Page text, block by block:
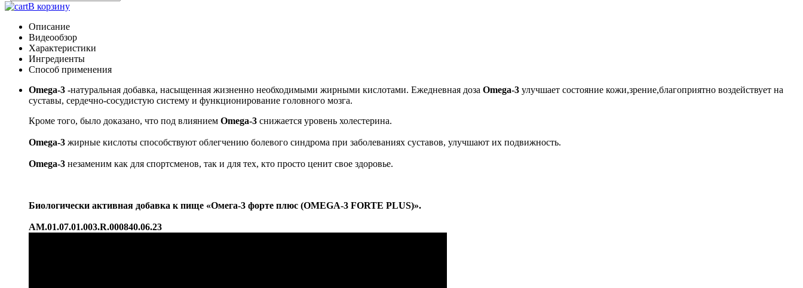
В корзину
Описание
Видеообзор
Характеристики
Ингредиенты
Способ применения
Omega-3 -натуральная добавка, насыщенная жизненно необходимыми жирными кислотами. Ежедневная доза Omega-3 улучшает состояние кожи,зрение,благоприятно воздействует на
суставы, сердечно-сосудистую систему и функционирование головного мозга.
Кроме того, было доказано, что под влиянием Omega-3 снижается уровень холестерина.
Omega-3 жирные кислоты способствуют облегчению болевого синдрома при заболеваниях суставов, улучшают их подвижность.
Omega-3 незаменим как для спортсменов, так и для тех, кто просто ценит свое здоровье.
Биологически активная добавка к пище «Омега-3 форте плюс (OMEGA-3 FORTE PLUS)».
AM.01.07.01.003.R.000840.06.23